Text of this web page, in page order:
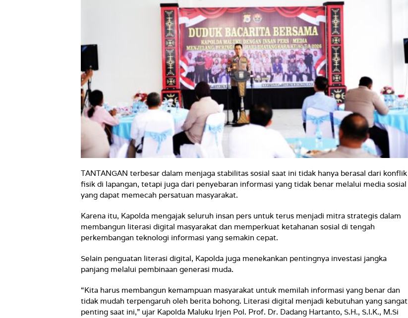
TANTANGAN terbesar dalam menjaga stabilitas sosial saat ini tidak hanya berasal dari konflik
fisik di lapangan, tetapi juga dari penyebaran informasi yang tidak benar melalui media sosial
yang dapat memecah persatuan masyarakat.
Karena itu, Kapolda mengajak seluruh insan pers untuk terus menjadi mitra strategis dalam
membangun literasi digital masyarakat dan memperkuat ketahanan sosial di tengah
perkembangan teknologi informasi yang semakin cepat.
Selain penguatan literasi digital, Kapolda juga menekankan pentingnya investasi jangka
panjang melalui pembinaan generasi muda.
“Kita harus membangun kemampuan masyarakat untuk memilah informasi yang benar dan
tidak mudah terpengaruh oleh berita bohong. Literasi digital menjadi kebutuhan yang sangat
penting saat ini,” ujar Kapolda Maluku Irjen Pol. Prof. Dr. Dadang Hartanto, S.H., S.I.K., M.Si